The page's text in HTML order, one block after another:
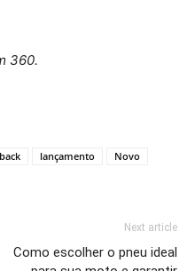
360.
lançamento Novo
Next article
Como escolher o pneu ideal